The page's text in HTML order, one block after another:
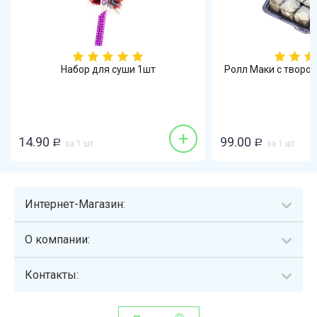
Набор для суши 1шт
14.90 Р за 1 шт +
Ролл Маки с
99.00 Р за 1 шт
Интернет-Магазин:
О компании:
Контакты: